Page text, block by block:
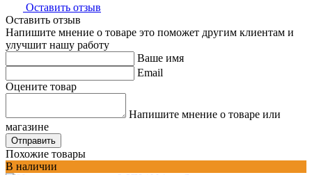
Оставить отзыв
Оставить отзыв
Напишите мнение о товаре это поможет другим клиентам и
улучшит нашу работу
Ваше имя
Email
Оцените товар
Напишите мнение о товаре или
магазине
Отправить
Похожие товары
В наличии